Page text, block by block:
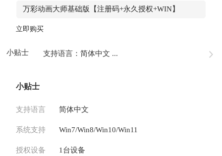
万彩动画大师基础版【注册码+永久授权+WIN】
立即购买
小贴士 支持语言：简体中文 ...
小贴士
支持语言 简体中文
系统支持 Win7/Win8/Win10/Win11
授权设备 1台设备